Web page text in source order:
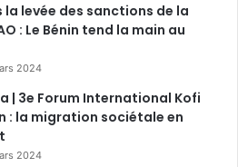
la levée des sanctions de la
: Le Bénin tend la main au
2024
| 3e Forum International Kofi
: la migration sociétale en
2024